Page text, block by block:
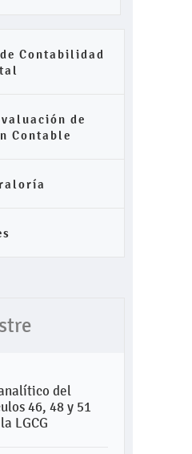
Contabilidad
de
Contable
del
46, 48 y 51
LGCG